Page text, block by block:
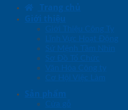
Trang chủ
Giới thiệu
Giới Thiệu Công Ty
Lĩnh Vực Hoạt Động
Sứ Mệnh Tầm Nhìn
Sơ Đồ Tổ Chức
Văn Hóa Công ty
Cơ Hội Việc Làm
Sản phẩm
Cửa gỗ